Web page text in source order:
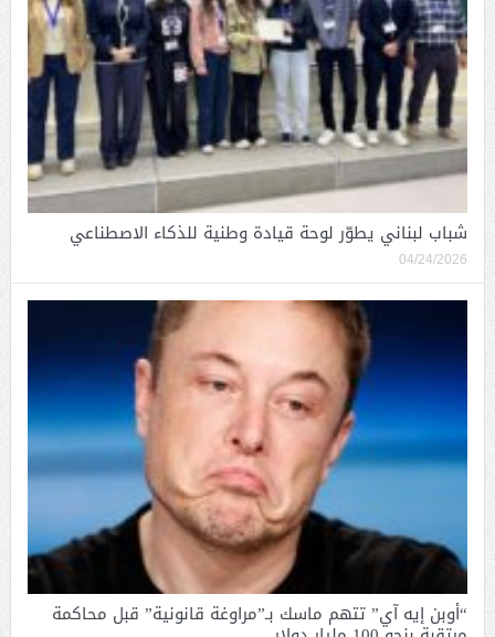
شباب لبناني يطوّر لوحة قيادة وطنية للذكاء الاصطناعي
04/24/2026
“أوبن إيه آي” تتهم ماسك بـ”مراوغة قانونية” قبل محاكمة